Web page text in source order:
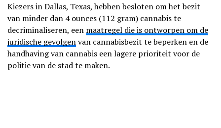
Kiezers in Dallas, Texas, hebben besloten om het bezit
van minder dan 4 ounces (112 gram) cannabis te
decriminaliseren, een maatregel die is ontworpen om de
juridische gevolgenvan cannabisbezit te beperken en de
handhaving van cannabis een lagere prioriteit voor de
politie van de stad te maken.